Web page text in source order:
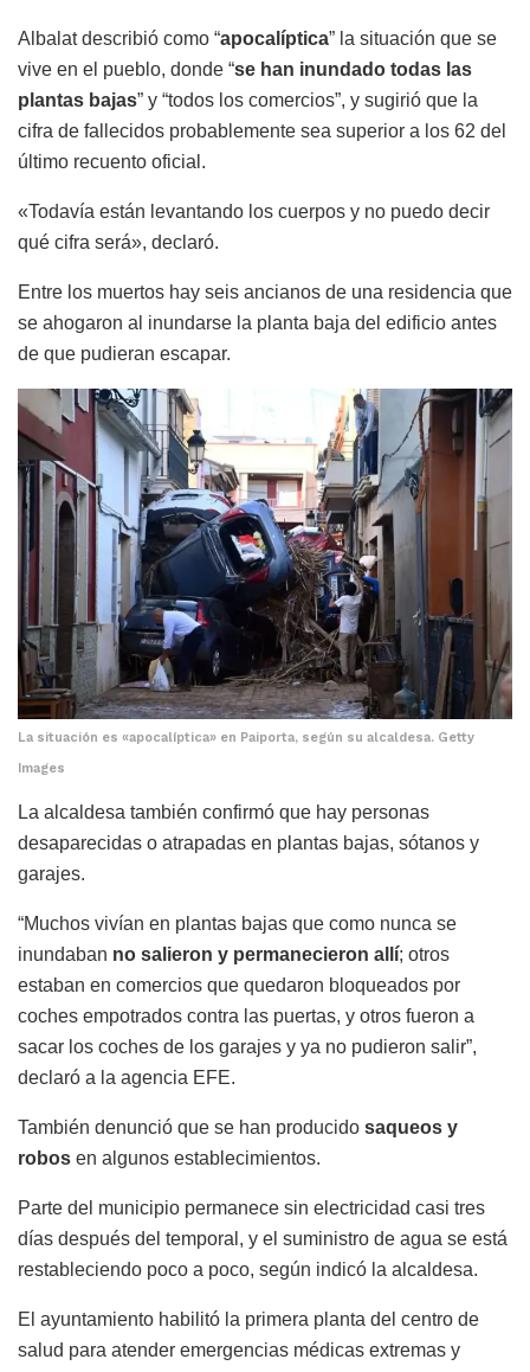
Albalat describió como “apocalíptica” la situación que se
vive en el pueblo, donde “se han inundado todas las
plantas bajas” y “todos los comercios”, y sugirió que la
cifra de fallecidos probablemente sea superior a los 62 del
último recuento oficial.
«Todavía están levantando los cuerpos y no puedo decir
qué cifra será», declaró.
Entre los muertos hay seis ancianos de una residencia que
se ahogaron al inundarse la planta baja del edificio antes
de que pudieran escapar.
La situación es «apocalíptica» en Paiporta, según su alcaldesa. Getty
Images
La alcaldesa también confirmó que hay personas
desaparecidas o atrapadas en plantas bajas, sótanos y
garajes.
“Muchos vivían en plantas bajas que como nunca se
inundaban no salieron y permanecieron allí; otros
estaban en comercios que quedaron bloqueados por
coches empotrados contra las puertas, y otros fueron a
sacar los coches de los garajes y ya no pudieron salir”,
declaró a la agencia EFE.
También denunció que se han producido saqueos y
robos en algunos establecimientos.
Parte del municipio permanece sin electricidad casi tres
días después del temporal, y el suministro de agua se está
restableciendo poco a poco, según indicó la alcaldesa.
El ayuntamiento habilitó la primera planta del centro de
salud para atender emergencias médicas extremas y